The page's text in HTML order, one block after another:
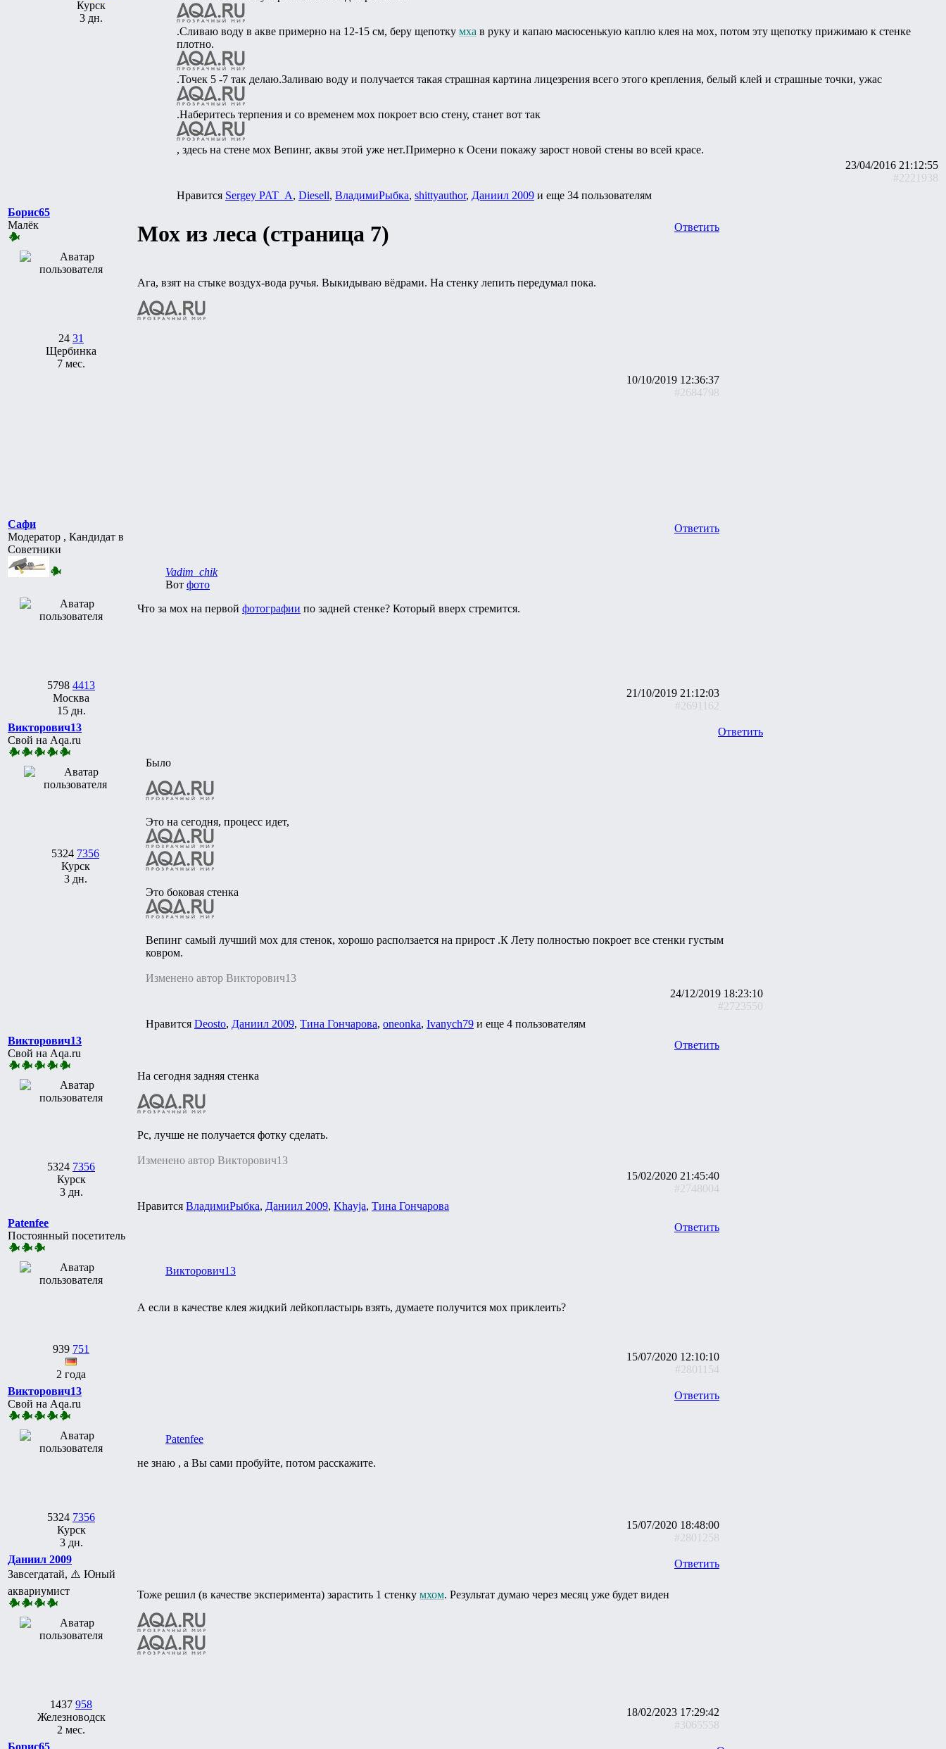
Курск
3 дн.
.Сливаю воду в акве примерно на 12-15 см, беру щепотку мха в руку и капаю масюсенькую каплю клея на мох, потом эту щепотку прижимаю к стенке
плотно.
.Точек 5 -7 так делаю.Заливаю воду и получается такая страшная картина лицезрения всего этого крепления, белый клей и страшные точки, ужас
.Наберитесь терпения и со временем мох покроет всю стену, станет вот так
, здесь на стене мох Вепинг, аквы этой уже нет.Примерно к Осени покажу зарост новой стены во всей красе.
23/04/2016 21:12:55
#2221938
Нравится Sergey PAT_A, Diesell, ВладимиРыбка, shittyauthor, Даниил 2009 и еще 34 пользователям
Борис65
Малёк
24 31
Щербинка
7 мес.
Ответить
Мох из леса (страница 7)
Ага, взят на стыке воздух-вода ручья. Выкидываю вёдрами. На стенку лепить передумал пока.
10/10/2019 12:36:37
#2684798
Сафи
Модератор , Кандидат в
Советники
5798 4413
Москва
15 дн.
Ответить
Vadim_chik
Вот фото
Что за мох на первой фотографии по задней стенке? Который вверх стремится.
21/10/2019 21:12:03
#2691162
Викторович13
Свой на Aqa.ru
5324 7356
Курск
3 дн.
Ответить
Было
Это на сегодня, процесс идет,
Это боковая стенка
Вепинг самый лучший мох для стенок, хорошо расползается на прирост .К Лету полностью покроет все стенки густым
ковром.
Изменено автор Викторович13
24/12/2019 18:23:10
#2723550
Нравится Deosto, Даниил 2009, Тина Гончарова, oneonka, Ivanych79 и еще 4 пользователям
Викторович13
Свой на Aqa.ru
5324 7356
Курск
3 дн.
Ответить
На сегодня задняя стенка
Рс, лучше не получается фотку сделать.
Изменено автор Викторович13
15/02/2020 21:45:40
#2748004
Нравится ВладимиРыбка, Даниил 2009, Khayja, Тина Гончарова
Patenfee
Постоянный посетитель
939 751
2 года
Ответить
Викторович13
А если в качестве клея жидкий лейкопластырь взять, думаете получится мох приклеить?
15/07/2020 12:10:10
#2801154
Викторович13
Свой на Aqa.ru
5324 7356
Курск
3 дн.
Ответить
Patenfee
не знаю , а Вы сами пробуйте, потом расскажите.
15/07/2020 18:48:00
#2801258
Даниил 2009
Завсегдатай, ⚠️ Юный
аквариумист
1437 958
Железноводск
2 мес.
Ответить
Тоже решил (в качестве эксперимента) зарастить 1 стенку мхом. Результат думаю через месяц уже будет виден
18/02/2023 17:29:42
#3065558
Борис65